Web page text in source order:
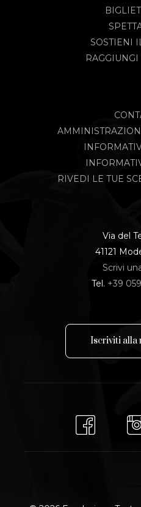
SOSTIENI
RIVEDI LE TUE
Via del
41121
Scrivi
Tel. +39
Iscriviti alla